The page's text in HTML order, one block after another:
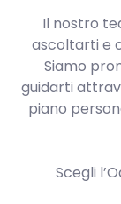
Il nostro
ascoltarti e
Siamo
guidarti
piano
Scegli